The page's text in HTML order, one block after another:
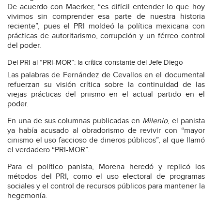
De acuerdo con Maerker, “es difícil entender lo que hoy
vivimos sin comprender esa parte de nuestra historia
reciente”, pues el PRI moldeó la política mexicana con
prácticas de autoritarismo, corrupción y un férreo control
del poder.
Del PRI al “PRI-MOR”: la crítica constante del Jefe Diego
Las palabras de Fernández de Cevallos en el documental
refuerzan su visión crítica sobre la continuidad de las
viejas prácticas del priismo en el actual partido en el
poder.
En una de sus columnas publicadas en Milenio, el panista
ya había acusado al obradorismo de revivir con “mayor
cinismo el uso faccioso de dineros públicos”, al que llamó
el verdadero “PRI-MOR”.
Para el político panista, Morena heredó y replicó los
métodos del PRI, como el uso electoral de programas
sociales y el control de recursos públicos para mantener la
hegemonía.